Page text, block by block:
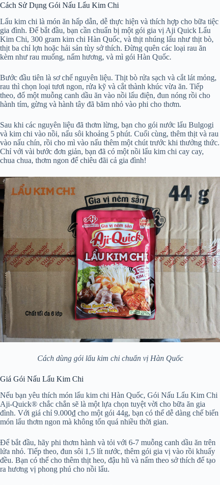
Cách Sử Dụng Gói Nấu Lẩu Kim Chi
Lẩu kim chi là món ăn hấp dẫn, dễ thực hiện và thích hợp cho bữa tiệc
gia đình. Để bắt đầu, bạn cần chuẩn bị một gói gia vị Aji Quick Lẩu
Kim Chi, 300 gram kim chi Hàn Quốc, và thịt nhúng lẩu như thịt bò,
thịt ba chỉ lợn hoặc hải sản tùy sở thích. Đừng quên các loại rau ăn
kèm như rau muống, nấm hương, và mì gói Hàn Quốc.
Bước đầu tiên là sơ chế nguyên liệu. Thịt bò rửa sạch và cắt lát mỏng,
rau thì chọn loại tươi ngon, rửa kỹ và cắt thành khúc vừa ăn. Tiếp
theo, đổ một muỗng canh dầu ăn vào nồi lẩu điện, đun nóng rồi cho
hành tím, gừng và hành tây đã băm nhỏ vào phi cho thơm.
Sau khi các nguyên liệu đã thơm lừng, bạn cho gói nước lẩu Bulgogi
và kim chi vào nồi, nấu sôi khoảng 5 phút. Cuối cùng, thêm thịt và rau
vào nấu chín, rồi cho mì vào nấu thêm một chút trước khi thưởng thức.
Chỉ với vài bước đơn giản, bạn đã có một nồi lẩu kim chi cay cay,
chua chua, thơm ngon để chiêu đãi cả gia đình!
Cách dùng gói lẩu kim chi chuẩn vị Hàn Quốc
Giá Gói Nấu Lẩu Kim Chi
Nếu bạn yêu thích món lẩu kim chi Hàn Quốc, Gói Nấu Lẩu Kim Chi
Aji-Quick® chắc chắn sẽ là một lựa chọn tuyệt vời cho bữa ăn gia
đình. Với giá chỉ 9.000₫ cho một gói 44g, bạn có thể dễ dàng chế biến
món lẩu thơm ngon mà không tốn quá nhiều thời gian.
Để bắt đầu, hãy phi thơm hành và tỏi với 6-7 muỗng canh dầu ăn trên
lửa nhỏ. Tiếp theo, đun sôi 1,5 lít nước, thêm gói gia vị vào rồi khuấy
đều. Bạn có thể cho thêm thịt heo, đậu hũ và nấm theo sở thích để tạo
ra hương vị phong phú cho nồi lẩu.